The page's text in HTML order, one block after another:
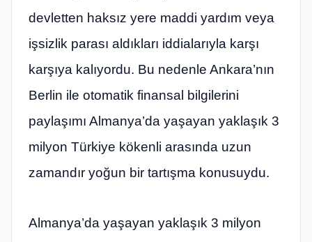
devletten haksız yere maddi yardım veya
işsizlik parası aldıkları iddialarıyla karşı
karşıya kalıyordu. Bu nedenle Ankara’nın
Berlin ile otomatik finansal bilgilerini
paylaşımı Almanya’da yaşayan yaklaşık 3
milyon Türkiye kökenli arasında uzun
zamandır yoğun bir tartışma konusuydu.
Almanya’da yaşayan yaklaşık 3 milyon